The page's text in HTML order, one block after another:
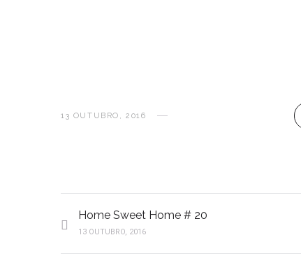
13 OUTUBRO, 2016
Home Sweet Home # 20
13 OUTUBRO, 2016